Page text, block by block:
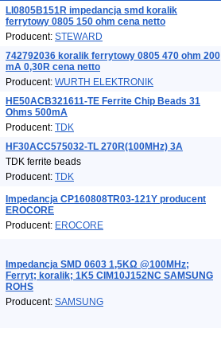
LI0805B151R impedancja smd koralik
ferrytowy 0805 150 ohm cena netto
Producent: STEWARD
742792036 koralik ferrytowy 0805 470 ohm 200
mA 0,30R cena netto
Producent: WURTH ELEKTRONIK
HE50ACB321611-TE Ferrite Chip Beads 31
Ohms 500mA
Producent: TDK
HF30ACC575032-TL 270R(100MHz) 3A
TDK ferrite beads
Producent: TDK
Impedancja CP160808TR03-121Y producent
EROCORE
Producent: EROCORE
Impedancja SMD 0603 1,5KΩ @100MHz;
Ferryt; koralik; 1K5 CIM10J152NC SAMSUNG
ROHS
Producent: SAMSUNG